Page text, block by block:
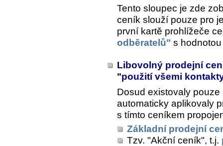
Tento sloupec je zde
ceník slouží pouze pro
první kartě prohlížeče
odběratelů" s
Libovolný prodejní
"použití všemi
Dosud existovaly
automaticky aplikovaly
s tímto ceníkem
Základní prodejní
Tzv. "Akční ceník", t.j.